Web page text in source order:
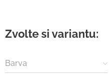
Zvolte si variantu:
Barva